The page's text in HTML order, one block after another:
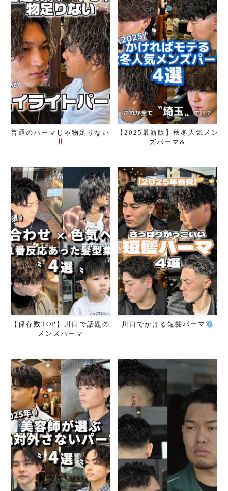
普通のパーマじゃ物足りない
【2025最新版】秋冬人気メン
ズパーマ&
【保存数TOP】川口で話題の
メンズパーマ
川口でかける短髪パーマ